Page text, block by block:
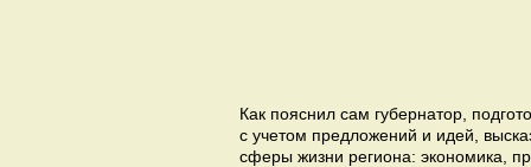
Как пояснил сам губернатор,
с учетом предложений и идей,
сферы жизни региона: экономика,